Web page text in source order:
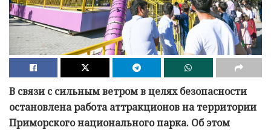
В связи с сильным ветром в целях безопасности
остановлена работа аттракционов на территории
Приморского национального парка. Об этом